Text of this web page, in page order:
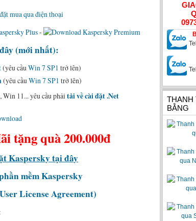
-
(mới nhất):
(yêu cầuWin 7 SP1 trở lên)
(yêu cầuWin 7 SP1 trở lên)
11... yêu cầu phảitải về cài đặt .Net
tặng quà 200.000đ
Kaspersky tại đây
mềm Kaspersky
License Agreement)
THANH
BẰNG